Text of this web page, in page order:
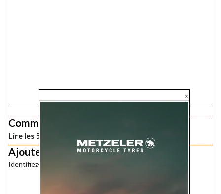
Commentaires
Lire les 5 commentaires lecteur sur cet article
Ajouter un commentaire
Identifiez-vous